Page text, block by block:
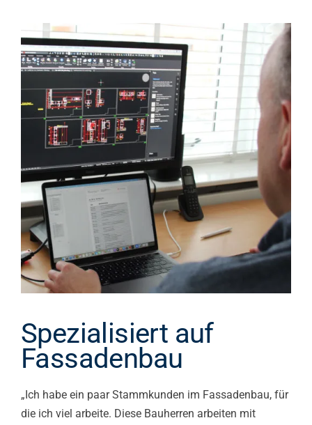
Spezialisiert auf
Fassadenbau
„Ich habe ein paar Stammkunden im Fassadenbau, für
die ich viel arbeite. Diese Bauherren arbeiten mit